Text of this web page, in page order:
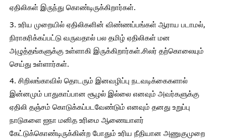
ஏதிலிகள் இருந்து கொண்டிருக்கிறார்கள்.
3. உரிய முறையில் ஏதிலிகளின் விண்ணப்பங்கள் ஆராய படாமல்,
நிராகரிக்கப்பட்டு வருவதால் பல தமிழ் ஏதிலிகள் மன
அழுத்தங்களுக்கு உள்ளாகி இருக்கிறார்கள்.சிலர் தற்கொலையும்
செய்து உள்ளார்கள்.
4. சிறிலங்காவில் தொடரும் இனவழிப்பு நடவடிக்கைகளால்
இன்னமும் பாதுகாப்பான சூழல் இல்லை எனவும் அவர்களுக்கு
ஏதிலி தஞ்சம் கொடுக்கப்படவேண்டும் எனவும் தனது உறுப்பு
நாடுகளை ஐநா மனித உரிமை ஆணையாளர்
கேட்டுக்கொண்டிருக்கின்ற போதும் உரிய நீதியான அணுகுமுறை